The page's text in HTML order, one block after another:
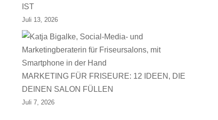
IST
Juli 13, 2026
MARKETING FÜR FRISEURE: 12 IDEEN, DIE
DEINEN SALON FÜLLEN
Juli 7, 2026